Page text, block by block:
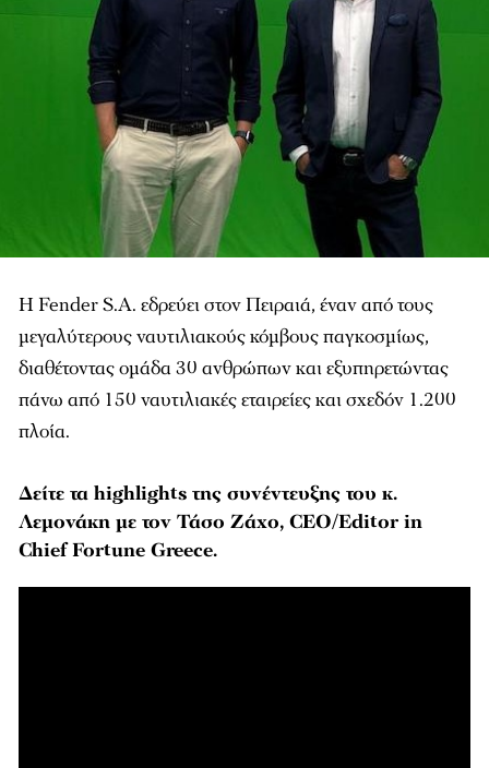
Η Fender S.A. εδρεύει στον Πειραιά, έναν από τους
μεγαλύτερους ναυτιλιακούς κόμβους παγκοσμίως,
διαθέτοντας ομάδα 30 ανθρώπων και εξυπηρετώντας
πάνω από 150 ναυτιλιακές εταιρείες και σχεδόν 1.200
πλοία.
Δείτε τα highlights της συνέντευξης του κ.
Λεμονάκη με τον Τάσο Ζάχο, CEO/Editor in
Chief Fortune Greece.